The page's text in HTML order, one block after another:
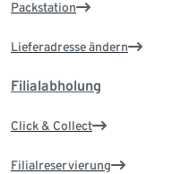
Packstation
Lieferadresse ändern
Filialabholung
Click & Collect
Filialreservierung